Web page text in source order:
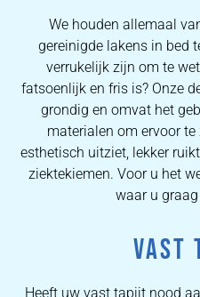
We houden allemaal
gereinigde lakens in bed
verrukelijk zijn om te
fatsoenlijk en fris is? Onze
grondig en omvat het
materialen om ervoor
esthetisch uitziet, lekker
ziektekiemen. Voor u het
waar u
VAST
Heeft uw vast tapijt nood